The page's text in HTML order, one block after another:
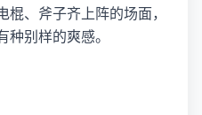
、斧子齐上阵的场面，
别样的爽感。